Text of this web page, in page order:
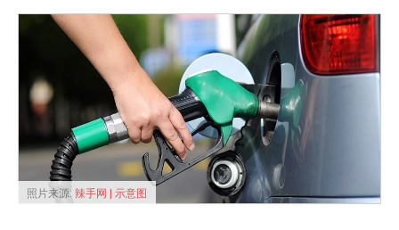
照片来源: 辣手网 | 示意图